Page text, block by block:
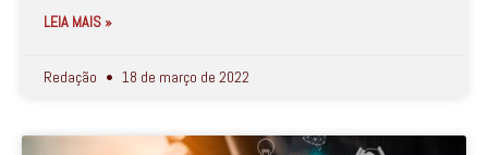
LEIA MAIS »
Redação 18 de março de 2022